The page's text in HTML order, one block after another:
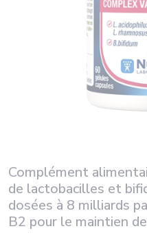
Complément
de lactobacilles et
dosées à 8 milliards
B2 pour le maintien